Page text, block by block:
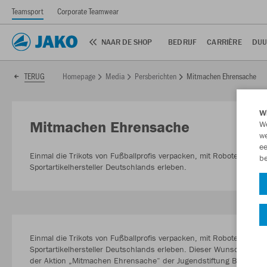
Teamsport Corporate Teamwear
NAAR DE SHOP BEDRIJF CARRIÈRE
TERUG Homepage Media Persberichten Mitmachen Ehrensache
Mitmachen Ehrensache
Einmal die Trikots von Fußballprofis verpacken, mit Robotern
Sportartikelhersteller Deutschlands erleben.
Einmal die Trikots von Fußballprofis verpacken, mit Robotern
Sportartikelhersteller Deutschlands erleben. Dieser Wunsch ist
der Aktion „Mitmachen Ehrensache“ der Jugendstiftung Baden-